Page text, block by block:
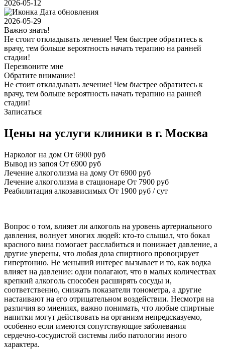
2026-05-12
Дата обновления
2026-05-29
Важно знать!
Не стоит откладывать лечение! Чем быстрее обратитесь к
врачу, тем больше вероятность начать терапию на ранней
стадии!
Перезвоните мне
Обратите внимание!
Не стоит откладывать лечение! Чем быстрее обратитесь к
врачу, тем больше вероятность начать терапию на ранней
стадии!
Записаться
Цены на услуги клиники в г. Москва
Нарколог на дом От 6900 руб
Вывод из запоя От 6900 руб
Лечение алкоголизма на дому От 6900 руб
Лечение алкоголизма в стационаре От 7900 руб
Реабилитация алкозависимых От 1900 руб / сут
Вопрос о том, влияет ли алкоголь на уровень артериального
давления, волнует многих людей: кто-то слышал, что бокал
красного вина помогает расслабиться и понижает давление, а
другие уверены, что любая доза спиртного провоцирует
гипертонию. Не меньший интерес вызывает и то, как водка
влияет на давление: одни полагают, что в малых количествах
крепкий алкоголь способен расширять сосуды и,
соответственно, снижать показатели тонометра, а другие
настаивают на его отрицательном воздействии. Несмотря на
различия во мнениях, важно понимать, что любые спиртные
напитки могут действовать на организм непредсказуемо,
особенно если имеются сопутствующие заболевания
сердечно-сосудистой системы либо патологии иного
характера.